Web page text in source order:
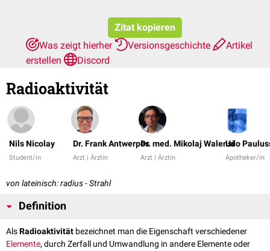
Zitat kopieren
Was zeigt hierher
Versionsgeschichte
Artikel
erstellen
Discord
Radioaktivität
Nils Nicolay
Student/in
Dr. Frank Antwerpes
Arzt | Ärztin
Dr. med. Mikolaj Walensi
Arzt | Ärztin
Udo
Apotheker/in
von lateinisch: radius - Strahl
Definition
AlsRadioaktivität bezeichnet man die Eigenschaft verschiedener
Elemente, durch Zerfall und Umwandlung in andere Elemente oder